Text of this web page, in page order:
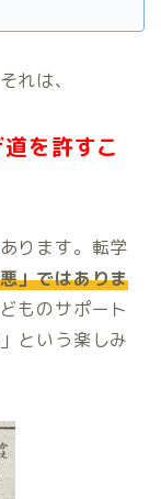
れは、
を許すこ
ります。転学
」ではありま
ものサポート
という楽しみ